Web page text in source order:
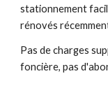
stationnement
rénovés
Pas de charges
foncière, pas